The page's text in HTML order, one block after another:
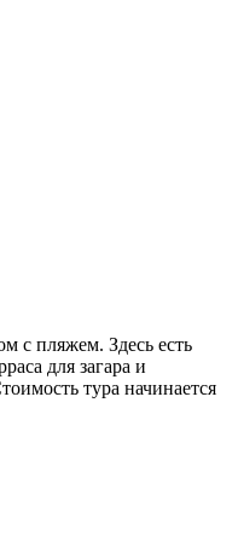
с пляжем. Здесь есть
для загара и
тура начинается